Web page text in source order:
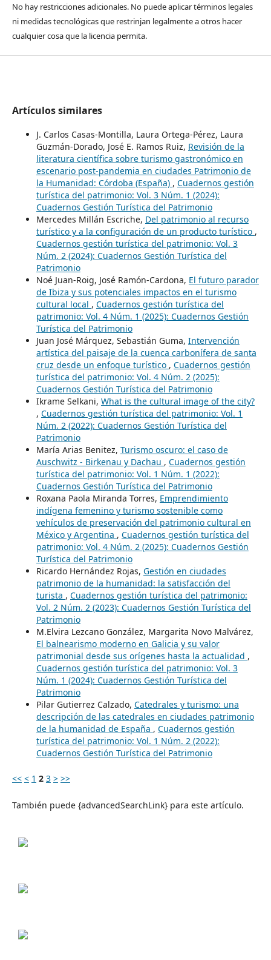
No hay restricciones adicionales. No puede aplicar términos legales
ni medidas tecnológicas que restrinjan legalmente a otros hacer
cualquier cosa que la licencia permita.
Artículos similares
J. Carlos Casas-Montilla, Laura Ortega-Pérez, Laura
Guzmán-Dorado, José E. Ramos Ruiz, Revisión de la
literatura científica sobre turismo gastronómico en
escenario post-pandemia en ciudades Patrimonio de
la Humanidad: Córdoba (España) , Cuadernos gestión
turística del patrimonio: Vol. 3 Núm. 1 (2024):
Cuadernos Gestión Turística del Patrimonio
Mercedes Millán Escriche, Del patrimonio al recurso
turístico y a la configuración de un producto turístico ,
Cuadernos gestión turística del patrimonio: Vol. 3
Núm. 2 (2024): Cuadernos Gestión Turística del
Patrimonio
Noé Juan-Roig, José Ramón-Cardona, El futuro parador
de Ibiza y sus potenciales impactos en el turismo
cultural local , Cuadernos gestión turística del
patrimonio: Vol. 4 Núm. 1 (2025): Cuadernos Gestión
Turística del Patrimonio
Juan José Márquez, Sebastián Guma, Intervención
artística del paisaje de la cuenca carbonífera de santa
cruz desde un enfoque turístico , Cuadernos gestión
turística del patrimonio: Vol. 4 Núm. 2 (2025):
Cuadernos Gestión Turística del Patrimonio
Ikrame Selkani, What is the cultural image of the city?
, Cuadernos gestión turística del patrimonio: Vol. 1
Núm. 2 (2022): Cuadernos Gestión Turística del
Patrimonio
María Arias Benitez, Turismo oscuro: el caso de
Auschwitz - Birkenau y Dachau , Cuadernos gestión
turística del patrimonio: Vol. 1 Núm. 1 (2022):
Cuadernos Gestión Turística del Patrimonio
Roxana Paola Miranda Torres, Emprendimiento
indígena femenino y turismo sostenible como
vehículos de preservación del patrimonio cultural en
México y Argentina , Cuadernos gestión turística del
patrimonio: Vol. 4 Núm. 2 (2025): Cuadernos Gestión
Turística del Patrimonio
Ricardo Hernández Rojas, Gestión en ciudades
patrimonio de la humanidad: la satisfacción del
turista , Cuadernos gestión turística del patrimonio:
Vol. 2 Núm. 2 (2023): Cuadernos Gestión Turística del
Patrimonio
M.Elvira Lezcano González, Margarita Novo Malvárez,
El balnearismo moderno en Galicia y su valor
patrimonial desde sus orígenes hasta la actualidad ,
Cuadernos gestión turística del patrimonio: Vol. 3
Núm. 1 (2024): Cuadernos Gestión Turística del
Patrimonio
Pilar Gutierrez Calzado, Catedrales y turismo: una
descripción de las catedrales en ciudades patrimonio
de la humanidad de España , Cuadernos gestión
turística del patrimonio: Vol. 1 Núm. 2 (2022):
Cuadernos Gestión Turística del Patrimonio
<< < 1 2 3 > >>
También puede {advancedSearchLink} para este artículo.